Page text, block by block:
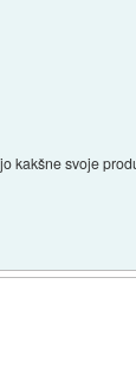
kakšne svoje